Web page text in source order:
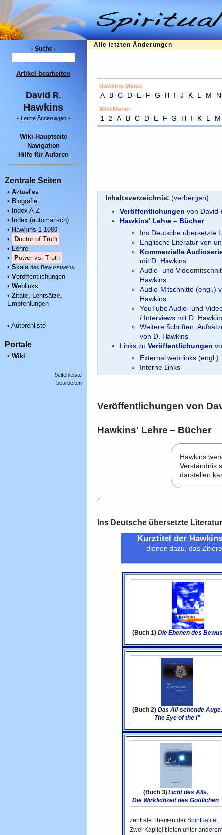
- Suche -
Artikel bearbeiten
David R.
Hawkins
- Letzte Änderungen-
Wiki-Hauptseite
Navigation
Hilfe für Autoren
Zentrale Seiten
• Aktuelles
• Biografie
• ndex A-Z
• ndex (automatisch)
• Hawkins 1-1000
•
Doctor of Truth
• Lehre
•
Power vs. Truth
• S kala des Bewusstseins
• Veröffentlichungen
• Weblinks
• Zitate, Lehrsätze,
Empfehlungen
• Autorenliste
Portale
• Wiki
Seitenleiste
bearbeiten
Alle letzten Änderungen
Hawkins-Menu:
A· B· C· D· E· F · G · H · I · J · K· L · M · N
Wiki-Menu:
1 · 2 · A· B· C· D· E· F · G · H · I · K· L · M
Inhaltsverzeichnis: (verbergen)
Veröffentlichungen von David
Hawkins' Lehre – Bücher
Ins Deutsche übersetzte
Englische Literatur von
Kommerzielle
mit D. Hawkins
Audio- und
Hawkins
Audio-Mitschnitte (engl.)
Hawkins
YouTube Audio- und
/ Interviews mit D.
Weitere Schriften,
von D. Hawkins
Links zu Veröffentlichungen
External web links (engl.)
Interne Links
Veröffentlichungen von
Hawkins' Lehre – Bücher
Hawkins
Verständnis
darstellen
↑
Ins Deutsche übersetzte
Kurztitel der
dienen dazu, das
(Buch 1)Die Ebenen des
(Buch 2)Das All-sehende Auge.
The Eye of the I"
(Buch 3) Licht des Alls.
Die Wirklichkeit des Göttlichen
zentrale Themen derSpiritualität.
Zwei Kapitel bieten unter